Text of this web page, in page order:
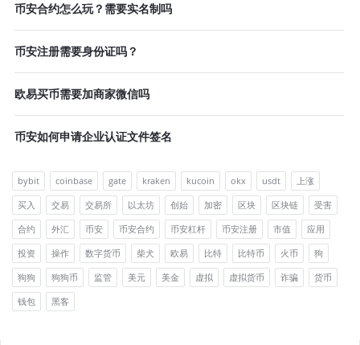
币安合约怎么玩？需要实名制吗
币安注册需要身份证吗？
欧易买币需要加商家微信吗
币安如何申请企业认证文件签名
bybit coinbase gate kraken kucoin okx usdt
上涨
买入
交易 交易所 以太坊 创始 加密 区块 区块链
受害
合约
外汇 币安 币安合约 币安杠杆 币安注册 市值
应用
投资
操作 数字货币 柴犬 欧易 比特 比特币 火币
狗
狗狗
狗狗币 监管 美元 美金 虚拟 虚拟货币 诈骗
货币
钱包
黑客